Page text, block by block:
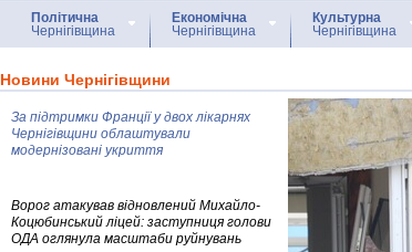
Політична
Чернігівщина
Економічна
Чернігівщина
Культурна
Чернігівщина
Новини Чернігівщини
За підтримки Франції у двох лікарнях
Чернігівщини облаштували
модернізовані укриття
Ворог атакував відновлений Михайло-
Коцюбинський ліцей: заступниця голови
ОДА оглянула масштаби руйнувань